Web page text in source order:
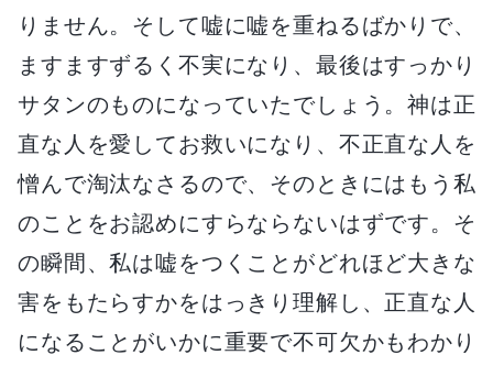
りません。そして嘘に嘘を重ねるばかりで、
ますますずるく不実になり、最後はすっかり
サタンのものになっていたでしょう。神は正
直な人を愛してお救いになり、不正直な人を
憎んで淘汰なさるので、そのときにはもう私
のことをお認めにすらならないはずです。そ
の瞬間、私は嘘をつくことがどれほど大きな
害をもたらすかをはっきり理解し、正直な人
になることがいかに重要で不可欠かもわかり